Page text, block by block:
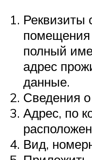
Реквизиты
полный
адрес
данные.
Сведения
Адрес, по
Вид,